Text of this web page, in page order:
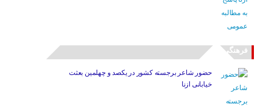
فرهنگی
حضور شاعر برجسته کشور در یکصد و چهلمین بعثت
خیابانی ازنا